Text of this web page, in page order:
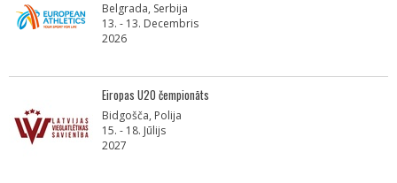
Belgrada, Serbija
13. - 13. Decembris
2026
Eiropas U20 čempionāts
Bidgošča, Polija
15. - 18. Jūlijs
2027